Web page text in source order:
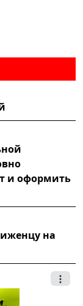
и оформить
на